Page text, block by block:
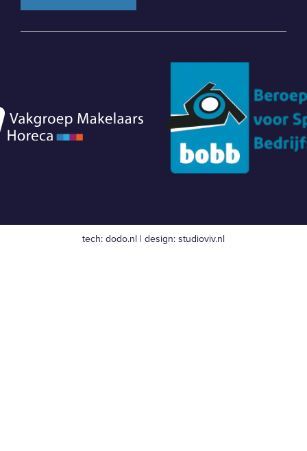
tech:dodo.nl | design:studioviv.nl